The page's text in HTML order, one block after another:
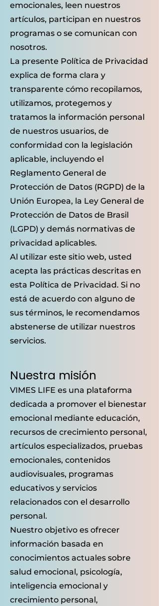
emocionales, leen nuestros
artículos, participan en nuestros
programas o se comunican con
nosotros.
La presente Política de Privacidad
explica de forma clara y
transparente cómo recopilamos,
utilizamos, protegemos y
tratamos la información personal
de nuestros usuarios, de
conformidad con la legislación
aplicable, incluyendo el
Reglamento General de
Protección de Datos (RGPD) de la
Unión Europea, la Ley General de
Protección de Datos de Brasil
(LGPD) y demás normativas de
privacidad aplicables.
Al utilizar este sitio web, usted
acepta las prácticas descritas en
esta Política de Privacidad. Si no
está de acuerdo con alguno de
sus términos, le recomendamos
abstenerse de utilizar nuestros
servicios.
Nuestra misión
VIMES LIFE es una plataforma
dedicada a promover el bienestar
emocional mediante educación,
recursos de crecimiento personal,
artículos especializados, pruebas
emocionales, contenidos
audiovisuales, programas
educativos y servicios
relacionados con el desarrollo
personal.
Nuestro objetivo es ofrecer
información basada en
conocimientos actuales sobre
salud emocional, psicología,
inteligencia emocional y
crecimiento personal,